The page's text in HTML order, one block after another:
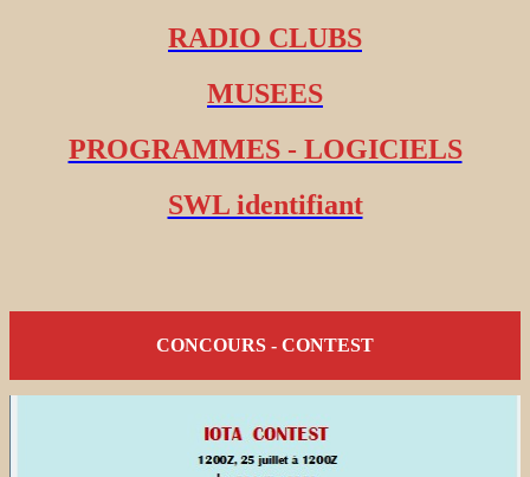
RADIO CLUBS
MUSEES
PROGRAMMES - LOGICIELS
SWL identifiant
CONCOURS - CONTEST